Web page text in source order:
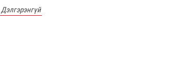
Дэлгэрэнгүй